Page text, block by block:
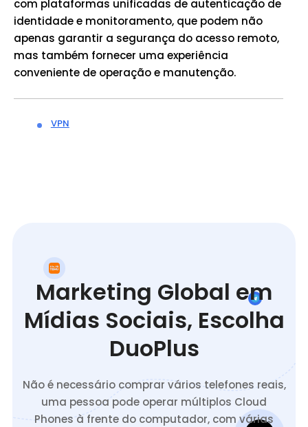
com plataformas unificadas de autenticação de
identidade e monitoramento, que podem não
apenas garantir a segurança do acesso remoto,
mas também fornecer uma experiência
conveniente de operação e manutenção.
VPN
Marketing Global em
Mídias Sociais, Escolha
DuoPlus
Não é necessário comprar vários telefones reais,
uma pessoa pode operar múltiplos Cloud
Phones à frente do computador, com várias